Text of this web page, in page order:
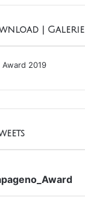
| Galerie